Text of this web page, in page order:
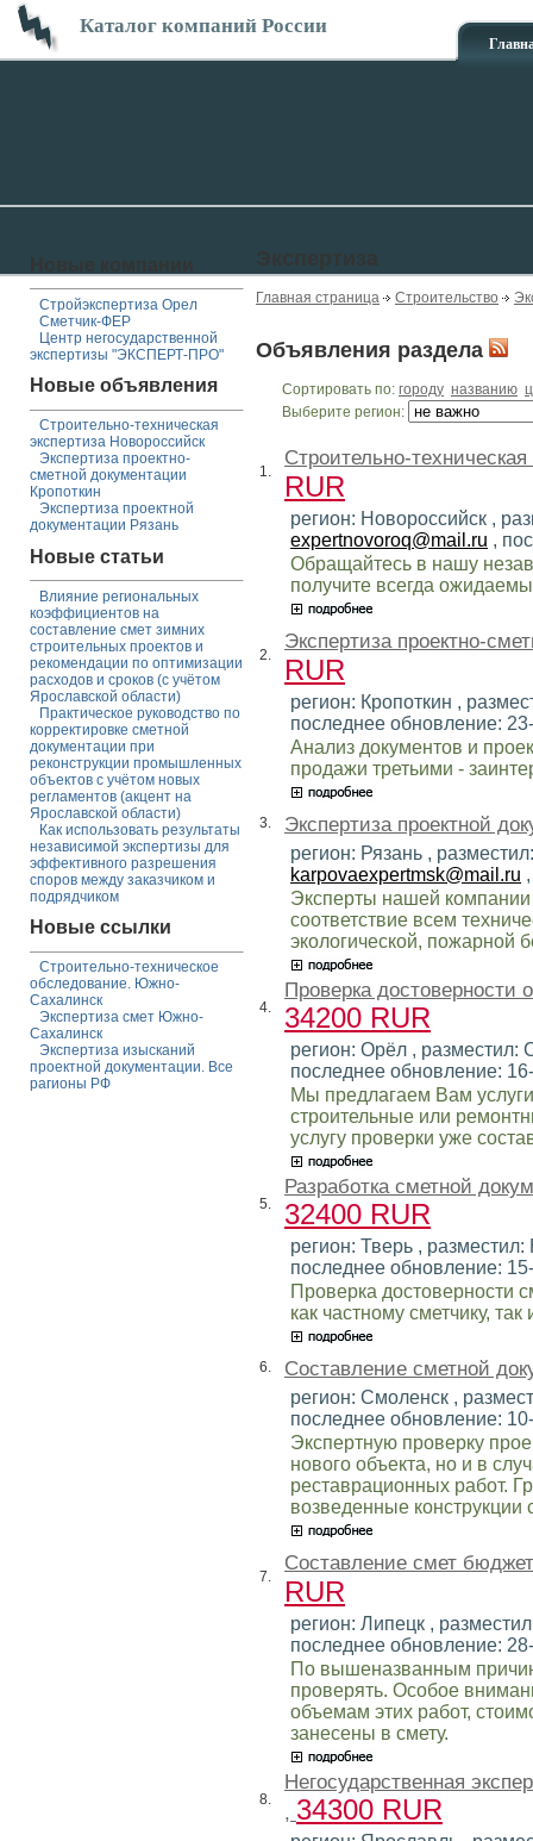
Каталог компаний России
Стройэкспертиза Орел
Сметчик-ФЕР
Центр негосударственной
экспертизы "ЭКСПЕРТ-ПРО"
Новые объявления
Строительно-техническая
экспертиза Новороссийск
Экспертиза проектно-
сметной документации
Кропоткин
Экспертиза проектной
документации Рязань
Новые статьи
Влияние региональных
коэффициентов на
составление смет зимних
строительных проектов и
рекомендации по оптимизации
расходов и сроков (с учётом
Ярославской области)
Практическое руководство по
корректировке сметной
документации при
реконструкции промышленных
объектов с учётом новых
регламентов (акцент на
Ярославской области)
Как использовать результаты
независимой экспертизы для
эффективного разрешения
споров между заказчиком и
подрядчиком
Новые ссылки
Строительно-техническое
обследование. Южно-
Сахалинск
Экспертиза смет Южно-
Сахалинск
Экспертиза изысканий
проектной документации. Все
рагионы РФ
Главная страница Строительство
Объявления раздела
Сортировать по: городу названию
Выберите регион:
1.
Строительно-
RUR
регион: Новороссийск ,
expertnovoroq@mail.ru ,
Обращайтесь в нашу
получите всегда
2.
Экспертиза проектно-
RUR
регион: Кропоткин ,
последнее обновление:
Анализ документов и
продажи третьими -
3. Экспертиза проектной
регион: Рязань ,
karpovaexpertmsk@mail.ru
Эксперты нашей
соответствие всем
экологической, пожарной
4.
Проверка достоверности
34200 RUR
регион: Орёл ,
последнее обновление:
Мы предлагаем Вам
строительные или
услугу проверки уже
5.
Разработка сметной
32400 RUR
регион: Тверь ,
последнее обновление:
Проверка достоверности
как частному сметчику,
6. Составление сметной
регион: Смоленск ,
последнее обновление:
Экспертную проверку
нового объекта, но и в
реставрационных работ.
возведенные конструкции
7.
Составление смет
RUR
регион: Липецк ,
последнее обновление:
По вышеназванным
проверять. Особое
объемам этих работ,
занесены в смету.
8.
Негосударственная
, 34300 RUR